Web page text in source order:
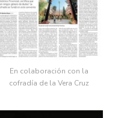
En colaboración con la
cofradía de la Vera Cruz